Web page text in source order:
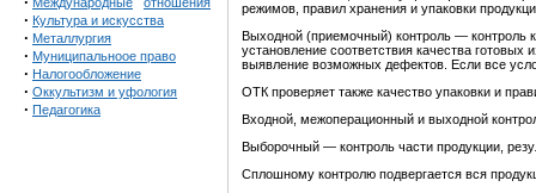
· Культура и искусства
· Металлургия
· Муниципальноое право
· Налогообложение
· Оккультизм и уфология
· Педагогика
режимов, правил хранения и упаковки
Выходной (приемочный) контроль — контроль
установление соответствия качества готовых
выявление возможных дефектов. Если все
ОТК проверяет также качество упаковки и
Входной, межоперационный и выходной
Выборочный — контроль части продукции,
Сплошному контролю подвергается вся